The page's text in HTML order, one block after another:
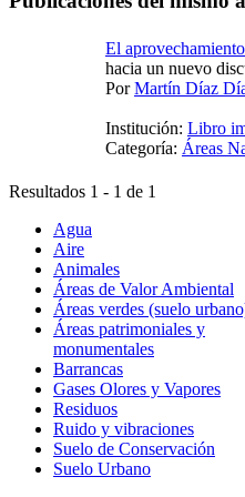
El
hacia un nuevo
PorMartín Díaz
Institución: Libro
Categoría: Áreas
Resultados 1 - 1 de 1
Agua
Aire
Animales
Áreas de Valor Ambiental
Áreas verdes (suelo
Áreas patrimoniales y
monumentales
Barrancas
Gases Olores y Vapores
Residuos
Ruido y vibraciones
Suelo de Conservación
Suelo Urbano